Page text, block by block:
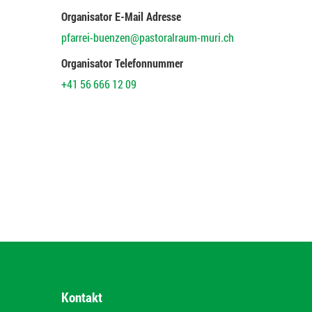
Organisator E-Mail Adresse
pfarrei-buenzen@pastoralraum-muri.ch
Organisator Telefonnummer
+41 56 666 12 09
Kontakt